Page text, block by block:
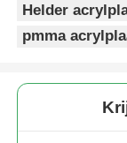
Helder
pmma